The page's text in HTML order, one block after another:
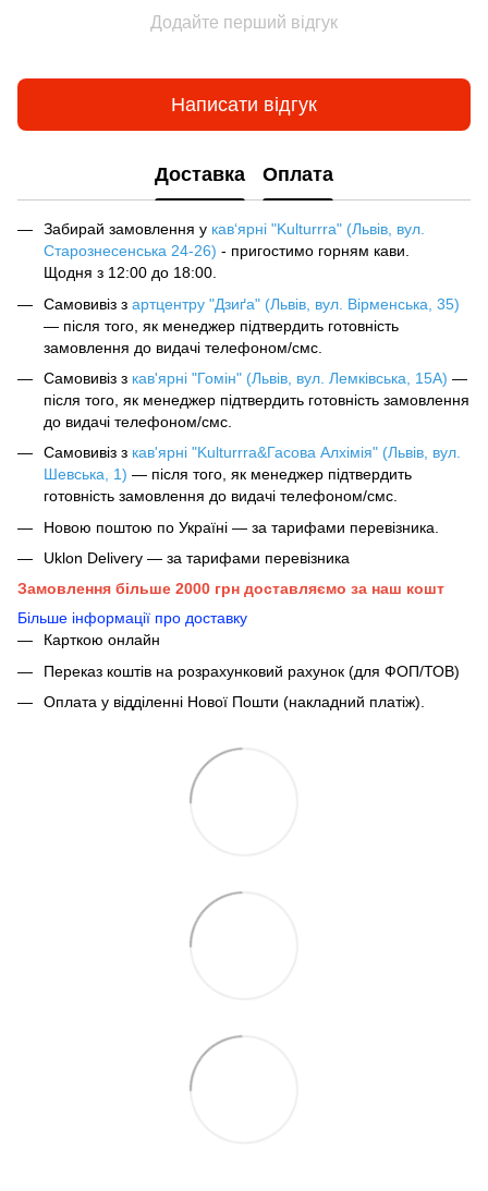
Додайте перший відгук
Написати відгук
Доставка Оплата
Забирай замовлення у кав‘ярні "Kulturrra" (Львів, вул.
Старознесенська 24-26) - пригостимо горням кави.
Щодня з 12:00 до 18:00.
Самовивіз з артцентру "Дзиґа" (Львів, вул. Вірменська, 35)
— після того, як менеджер підтвердить готовність
замовлення до видачі телефоном/смс.
Самовивіз з кав'ярні "Гомін" (Львів, вул. Лемківська, 15А) —
після того, як менеджер підтвердить готовність замовлення
до видачі телефоном/смс.
Самовивіз з кав'ярні "Kulturrra&Гасова Алхімія" (Львів, вул.
Шевська, 1) — після того, як менеджер підтвердить
готовність замовлення до видачі телефоном/смс.
Новою поштою по Україні — за тарифами перевізника.
Uklon Delivery — за тарифами перевізника
Замовлення більше 2000 грн доставляємо за наш кошт
Більше інформації про доставку
Карткою онлайн
Переказ коштів на розрахунковий рахунок (для ФОП/ТОВ)
Оплата у відділенні Нової Пошти (накладний платіж).